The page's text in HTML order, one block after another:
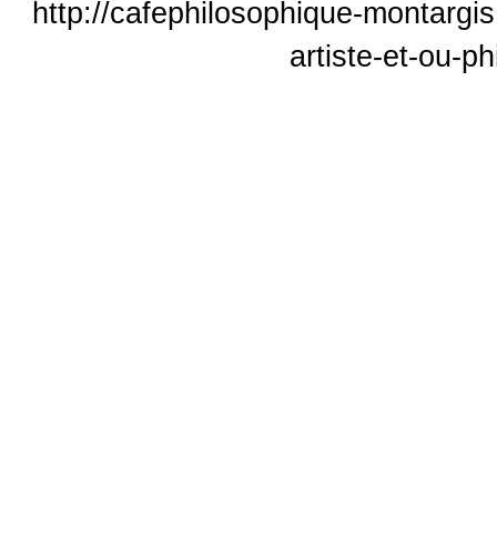
http://cafephilosophique-
artiste-et-ou-